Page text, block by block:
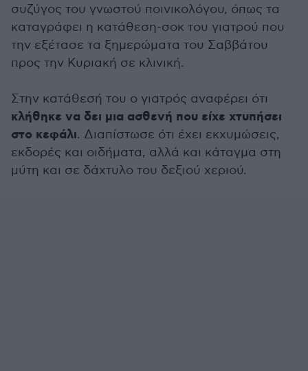
συζύγος του γνωστού ποινικολόγου, όπως τα
καταγράφει η κατάθεση-σοκ του γιατρού που
την εξέτασε τα ξημερώματα του Σαββάτου
προς την Κυριακή σε κλινική.
Στην κατάθεσή του ο γιατρός αναφέρει ότι
κλήθηκε να δει μια ασθενή που είχε χτυπήσει
στο κεφάλι. Διαπίστωσε ότι έχει εκχυμώσεις,
εκδορές και οιδήματα, αλλά και κάταγμα στη
μύτη και σε δάχτυλο του δεξιού χεριού.